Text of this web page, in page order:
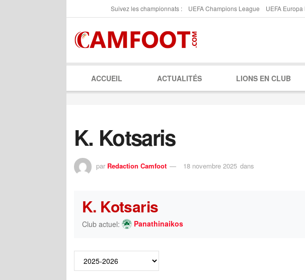
Suivez les championnats : UEFA Champions League UEFA
ACCUEIL ACTUALITÉS LIONS EN CLUB
K. Kotsaris
par Redaction Camfoot 18 novembre 2025 dans
K. Kotsaris
Club actuel: Panathinaikos